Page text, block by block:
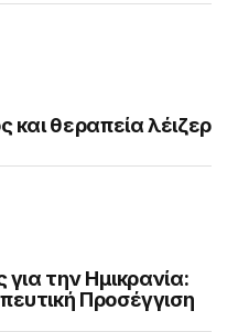
και θεραπεία λέιζερ
για την Ημικρανία:
Προσέγγιση